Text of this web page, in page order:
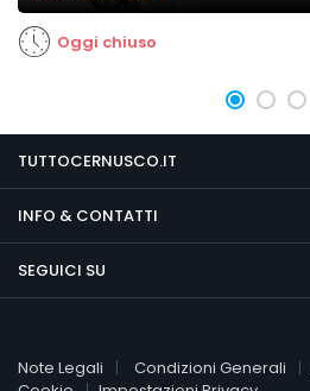
Oggi chiuso
TUTTOCERNUSCO.IT
INFO & CONTATTI
SEGUICI SU
Note Legali Condizioni Generali